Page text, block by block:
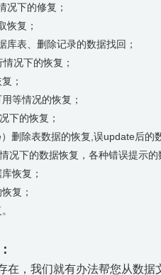
况下的修复；
恢复；
库表、删除记录的数据找回；
况下的恢复；
；
等情况的恢复；
下的恢复；
删除表数据的恢复,误update后的
况下的数据恢复，各种错误提示的
恢复；
复；
在，我们就有办法帮您从数据